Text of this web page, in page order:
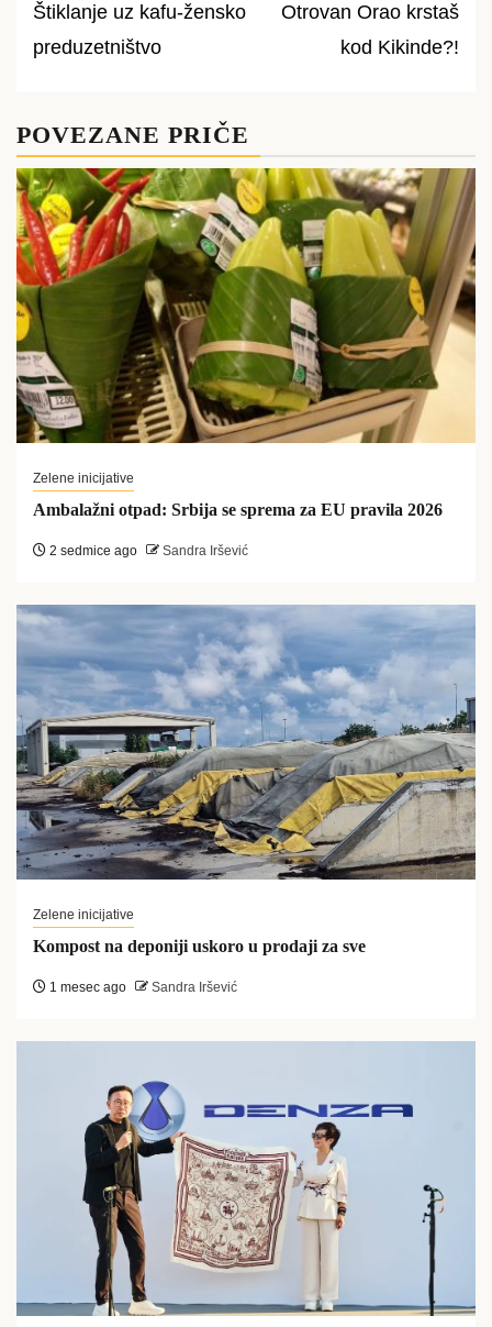
Post
navigation
Štiklanje uz kafu-žensko
preduzetništvo
Otrovan Orao krstaš
kod Kikinde?!
POVEZANE PRIČE
Zelene inicijative
Ambalažni otpad: Srbija se sprema za EU pravila 2026
2 sedmice ago Sandra Iršević
Zelene inicijative
Kompost na deponiji uskoro u prodaji za sve
1 mesec ago Sandra Iršević